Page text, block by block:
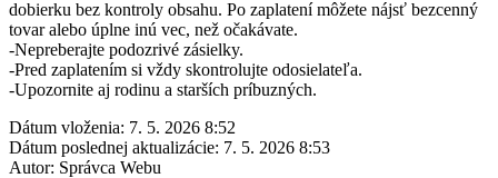
dobierku bez kontroly obsahu. Po zaplatení môžete nájsť bezcenný
tovar alebo úplne inú vec, než očakávate.
-Nepreberajte podozrivé zásielky.
-Pred zaplatením si vždy skontrolujte odosielateľa.
-Upozornite aj rodinu a starších príbuzných.
Dátum vloženia: 7. 5. 2026 8:52
Dátum poslednej aktualizácie: 7. 5. 2026 8:53
Autor: Správca Webu